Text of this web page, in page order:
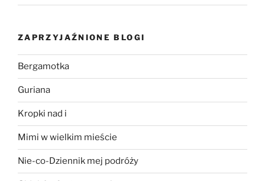
ZAPRZYJAŹNIONE BLOGI
Bergamotka
Guriana
Kropki nad i
Mimi w wielkim mieście
Nie-co-Dziennik mej podróży